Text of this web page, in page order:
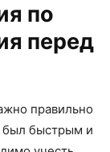
по
перед
правильно
был быстрым и